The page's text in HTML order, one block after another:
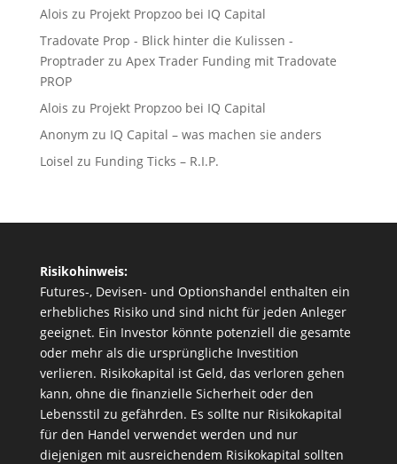
Alois zu Projekt Propzoo bei IQ Capital
Tradovate Prop - Blick hinter die Kulissen -
Proptraderzu Apex Trader Funding mit Tradovate
PROP
Alois zu Projekt Propzoo bei IQ Capital
Anonym zu IQ Capital – was machen sie anders
Loisel zu Funding Ticks – R.I.P.
Risikohinweis:
Futures-, Devisen- und Optionshandel enthalten ein
erhebliches Risiko und sind nicht für jeden Anleger
geeignet. Ein Investor könnte potenziell die gesamte
oder mehr als die ursprüngliche Investition
verlieren. Risikokapital ist Geld, das verloren gehen
kann, ohne die finanzielle Sicherheit oder den
Lebensstil zu gefährden. Es sollte nur Risikokapital
für den Handel verwendet werden und nur
diejenigen mit ausreichendem Risikokapital sollten